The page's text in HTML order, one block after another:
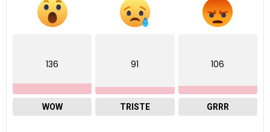
136
WOW
91
TRISTE
106
GRRR